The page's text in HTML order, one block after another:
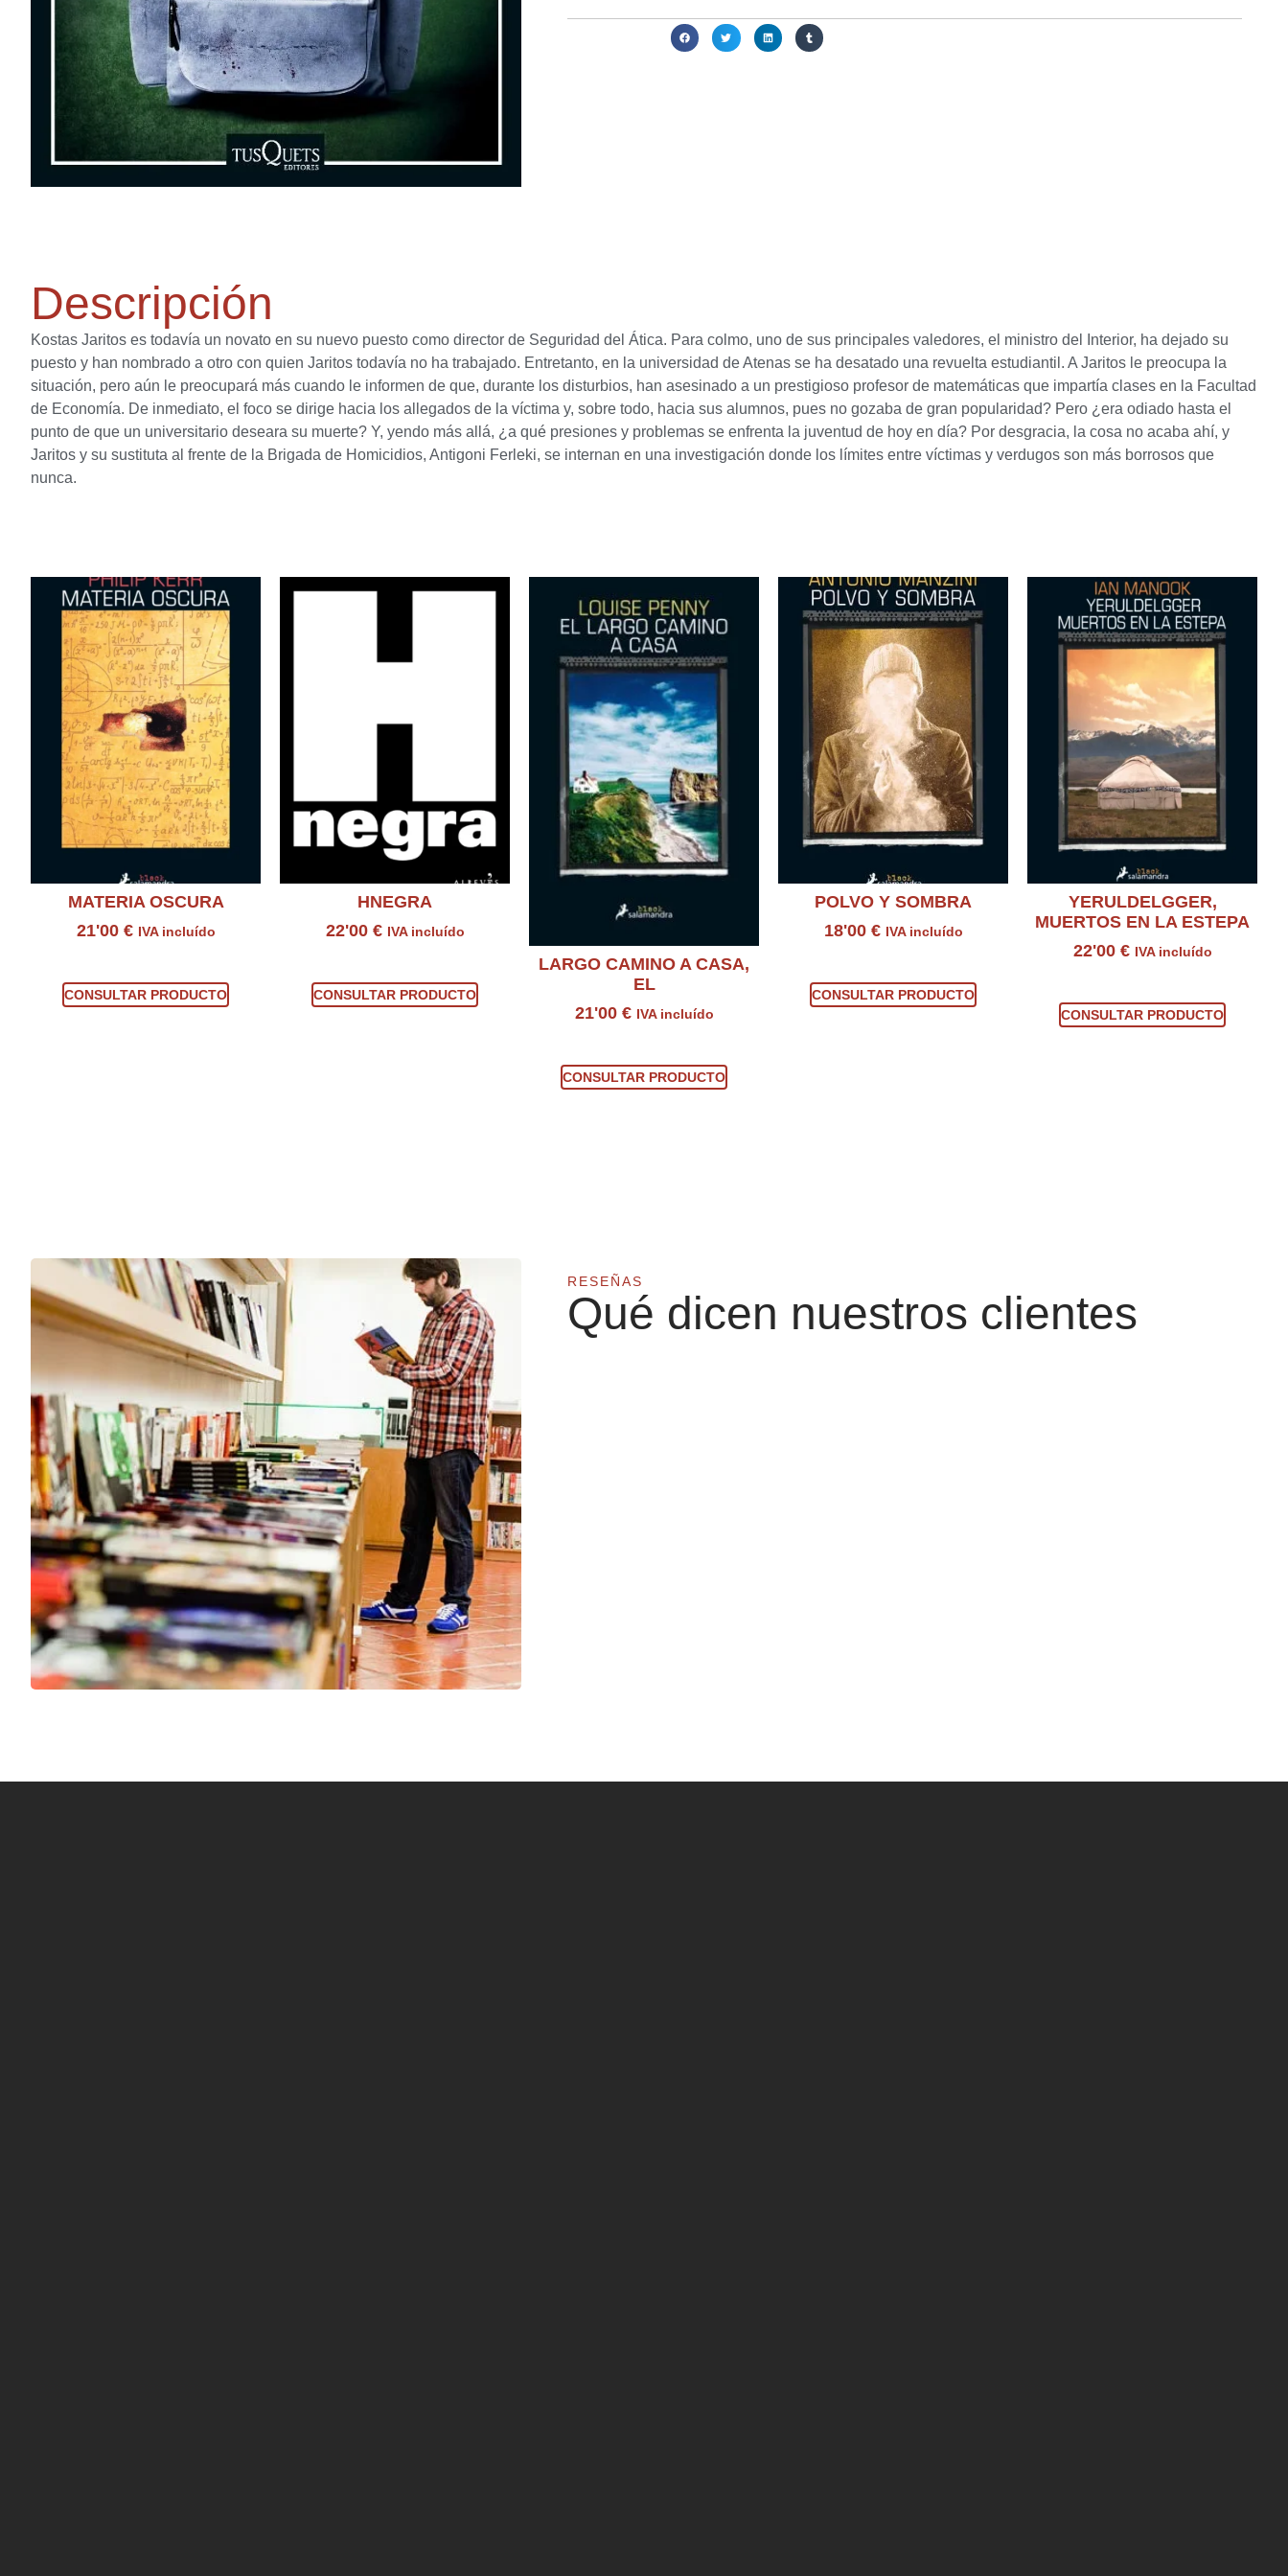
Descripción
Kostas Jaritos es todavía un novato en su nuevo puesto como director de Seguridad del Ática. Para colmo, uno de sus principales valedores, el ministro del Interior, ha dejado su
puesto y han nombrado a otro con quien Jaritos todavía no ha trabajado. Entretanto, en la universidad de Atenas se ha desatado una revuelta estudiantil. A Jaritos le preocupa la
situación, pero aún le preocupará más cuando le informen de que, durante los disturbios, han asesinado a un prestigioso profesor de matemáticas que impartía clases en la Facultad
de Economía. De inmediato, el foco se dirige hacia los allegados de la víctima y, sobre todo, hacia sus alumnos, pues no gozaba de gran popularidad? Pero ¿era odiado hasta el
punto de que un universitario deseara su muerte? Y, yendo más allá, ¿a qué presiones y problemas se enfrenta la juventud de hoy en día? Por desgracia, la cosa no acaba ahí, y
Jaritos y su sustituta al frente de la Brigada de Homicidios, Antigoni Ferleki, se internan en una investigación donde los límites entre víctimas y verdugos son más borrosos que
nunca.
MATERIA OSCURA
21'00 € IVA incluído
CONSULTAR PRODUCTO
HNEGRA
22'00 € IVA incluído
CONSULTAR PRODUCTO
LARGO CAMINO A CASA,
EL
21'00 € IVA incluído
CONSULTAR PRODUCTO
POLVO Y SOMBRA
18'00 € IVA incluído
CONSULTAR PRODUCTO
YERULDELGGER,
MUERTOS EN LA ESTEPA
22'00 € IVA incluído
CONSULTAR PRODUCTO
RESEÑAS
Qué dicen nuestros clientes